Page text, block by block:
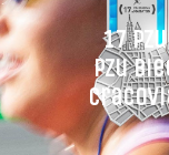
17
Pzu